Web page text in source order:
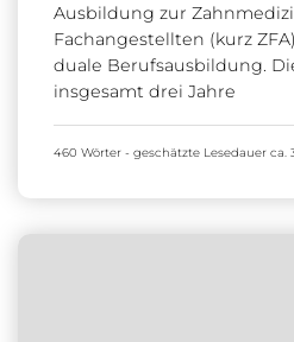
Ausbildung zur
Fachangestellten (kurz
duale Berufsausbildung.
insgesamt drei Jahre
460 Wörter - geschätzte Lesedauer ca.